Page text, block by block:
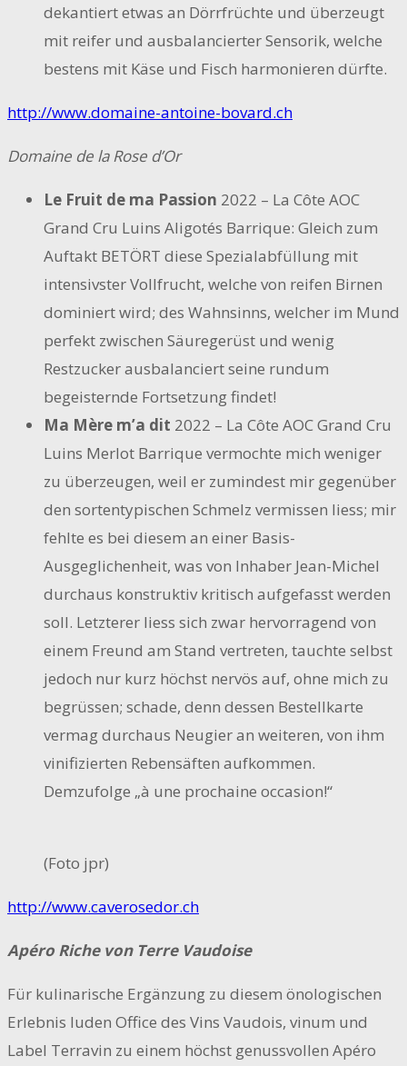
dekantiert etwas an Dörrfrüchte und überzeugt
mit reifer und ausbalancierter Sensorik, welche
bestens mit Käse und Fisch harmonieren dürfte.
http://www.domaine-antoine-bovard.ch
Domaine de la Rose d’Or
Le Fruit de ma Passion 2022 – La Côte AOC
Grand Cru Luins Aligotés Barrique: Gleich zum
Auftakt BETÖRT diese Spezialabfüllung mit
intensivster Vollfrucht, welche von reifen Birnen
dominiert wird; des Wahnsinns, welcher im Mund
perfekt zwischen Säuregerüst und wenig
Restzucker ausbalanciert seine rundum
begeisternde Fortsetzung findet!
Ma Mère m’a dit 2022 – La Côte AOC Grand Cru
Luins Merlot Barrique vermochte mich weniger
zu überzeugen, weil er zumindest mir gegenüber
den sortentypischen Schmelz vermissen liess; mir
fehlte es bei diesem an einer Basis-
Ausgeglichenheit, was von Inhaber Jean-Michel
durchaus konstruktiv kritisch aufgefasst werden
soll. Letzterer liess sich zwar hervorragend von
einem Freund am Stand vertreten, tauchte selbst
jedoch nur kurz höchst nervös auf, ohne mich zu
begrüssen; schade, denn dessen Bestellkarte
vermag durchaus Neugier an weiteren, von ihm
vinifizierten Rebensäften aufkommen.
Demzufolge „à une prochaine occasion!“
(Foto jpr)
http://www.caverosedor.ch
Apéro Riche von Terre Vaudoise
Für kulinarische Ergänzung zu diesem önologischen
Erlebnis luden Office des Vins Vaudois, vinum und
Label Terravin zu einem höchst genussvollen Apéro